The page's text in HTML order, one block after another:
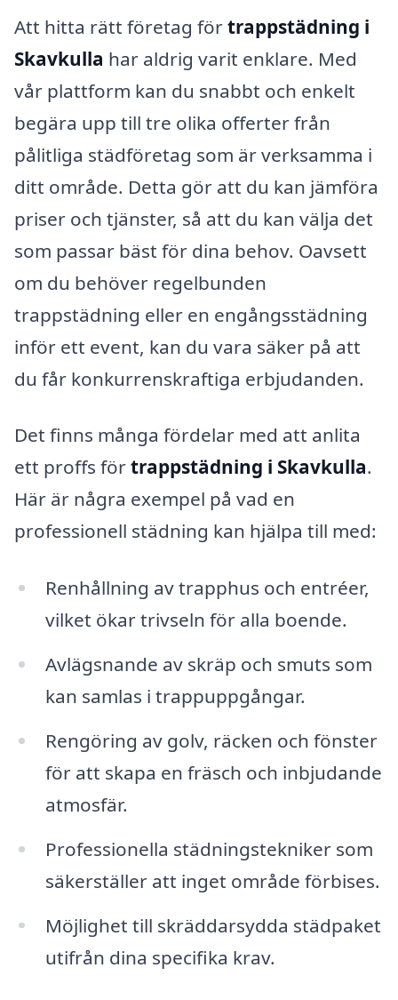
Att hitta rätt företag förtrappstädning i
Skavkulla har aldrig varit enklare. Med
vår plattform kan du snabbt och enkelt
begära upp till tre olika offerter från
pålitliga städföretag som är verksamma i
ditt område. Detta gör att du kan jämföra
priser och tjänster, så att du kan välja det
som passar bäst för dina behov. Oavsett
om du behöver regelbunden
trappstädning eller en engångsstädning
inför ett event, kan du vara säker på att
du får konkurrenskraftiga erbjudanden.
Det finns många fördelar med att anlita
ett proffs förtrappstädning i Skavkulla.
Här är några exempel på vad en
professionell städning kan hjälpa till med:
Renhållning av trapphus och entréer,
vilket ökar trivseln för alla boende.
Avlägsnande av skräp och smuts som
kan samlas i trappuppgångar.
Rengöring av golv, räcken och fönster
för att skapa en fräsch och inbjudande
atmosfär.
Professionella städningstekniker som
säkerställer att inget område förbises.
Möjlighet till skräddarsydda städpaket
utifrån dina specifika krav.